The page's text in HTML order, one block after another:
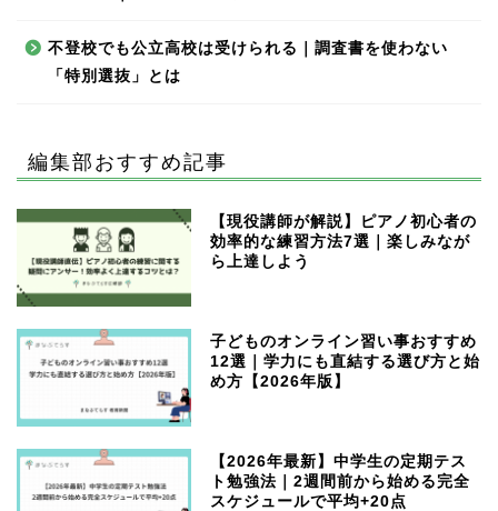
不登校でも公立高校は受けられる｜調査書を使わない
「特別選抜」とは
編集部おすすめ記事
【現役講師が解説】ピアノ初心者の
効率的な練習方法7選｜楽しみなが
ら上達しよう
子どものオンライン習い事おすすめ
12選｜学力にも直結する選び方と始
め方【2026年版】
【2026年最新】中学生の定期テス
ト勉強法｜2週間前から始める完全
スケジュールで平均+20点